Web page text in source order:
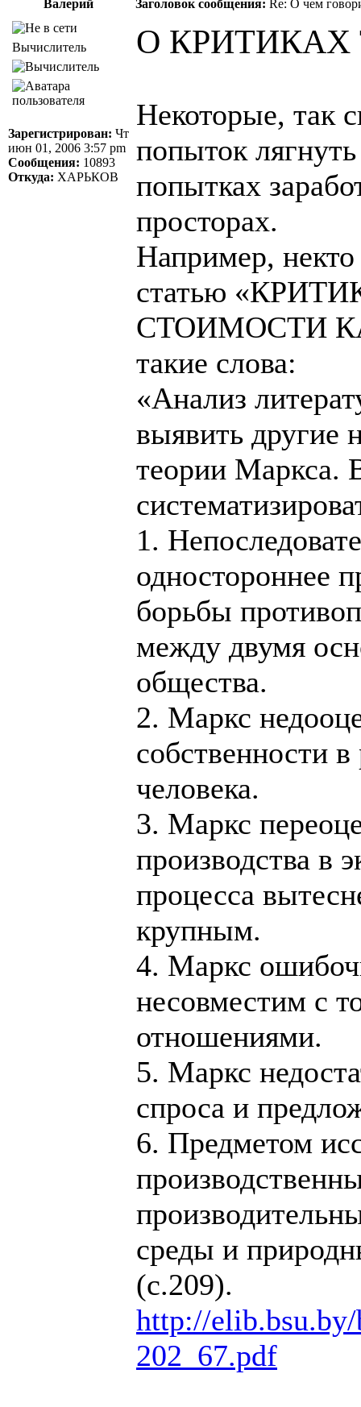
Валерий Заголовок сообщения: Re: О чем
Вычислитель
Зарегистрирован: Чт
июн 01, 2006 3:57 pm
Сообщения: 10893
Откуда: ХАРЬКОВ
О
Некоторые, так
попыток
попытках
просторах.
Например,
статью
СТОИМОСТИ
такие слова:
«Анализ
выявить другие
теории Маркса.
1.
одностороннее
борьбы
между двумя
общества.
2. Маркс
собственности
человека.
3. Маркс
производства в
процесса
крупным.
4. Маркс
несовместим с
отношениями.
5. Маркс
спроса и
6. Предметом
среды и
(с.209).
http://
202_67.pdf